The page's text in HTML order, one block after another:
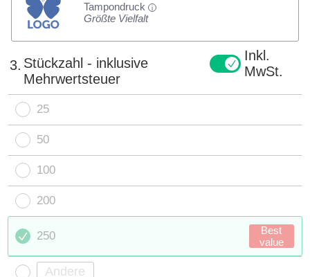
Tampondruck
i
Größte Vielfalt
3. Stückzahl - inklusive
Mehrwertsteuer
Inkl.
MwSt.
25
50
100
200
250
Best
value